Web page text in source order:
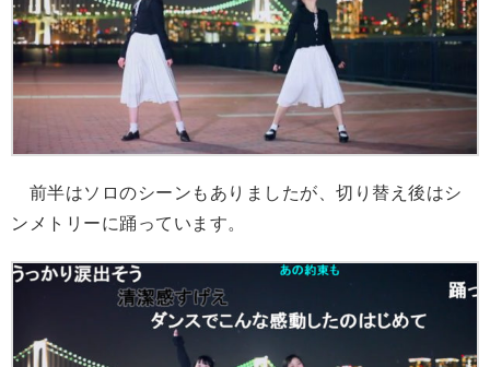
前半はソロのシーンもありましたが、切り替え後はシ
ンメトリーに踊っています。